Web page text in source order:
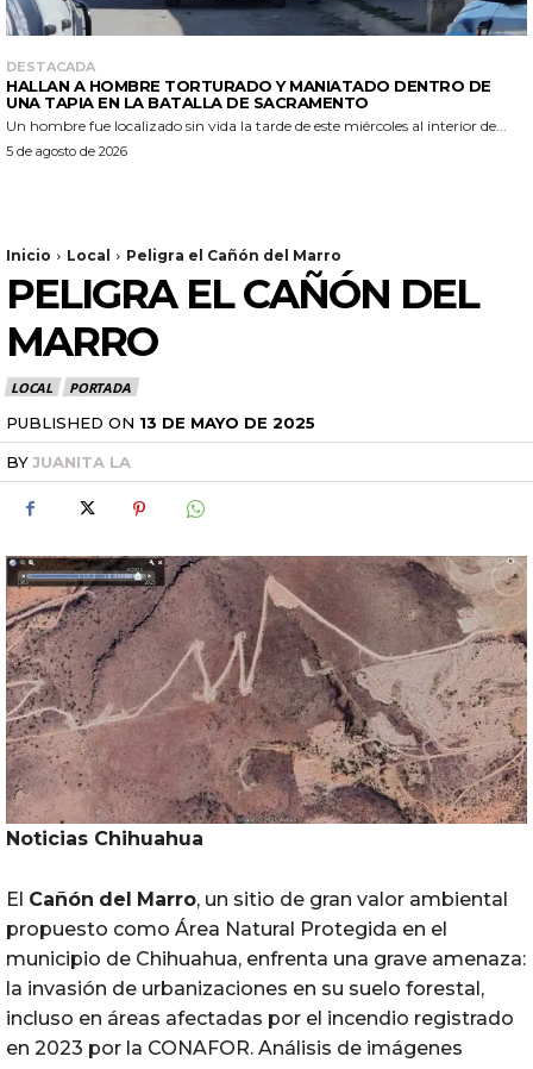
DESTACADA
HALLAN A HOMBRE TORTURADO Y MANIATADO DENTRO DE
UNA TAPIA EN LA BATALLA DE SACRAMENTO
Un hombre fue localizado sin vida la tarde de este miércoles al interior de...
5 de agosto de 2026